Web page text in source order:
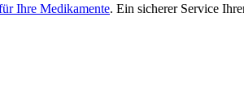
Ihre Medikamente. Ein sicherer Service